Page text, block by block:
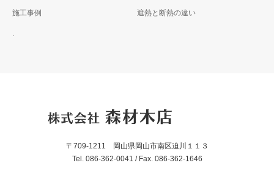
施工事例 遮熱と断熱の違い
〒709-1211 岡山県岡山市南区迫川１１３
Tel. 086-362-0041 / Fax. 086-362-1646